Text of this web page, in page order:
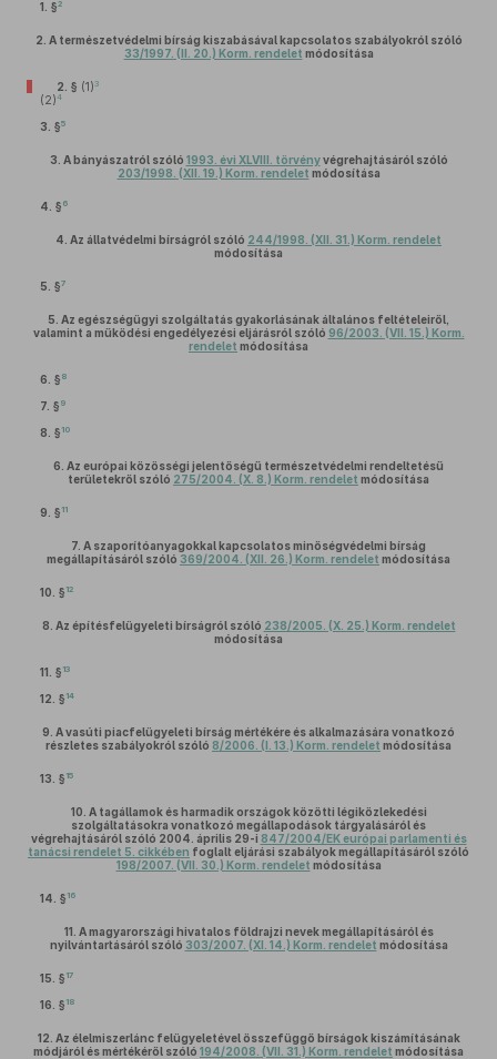
1. §2
2. A természetvédelmi bírság kiszabásával kapcsolatos szabályokról szóló
33/1997. (II. 20.) Korm. rendelet módosítása
2. § (1) 3
(2)4
3. §5
3. A bányászatról szóló 1993. évi XLVIII. törvényvégrehajtásáról szóló
203/1998. (XII. 19.) Korm. rendelet módosítása
4. § 6
4. Az állatvédelmi bírságról szóló 244/1998. (XII. 31.) Korm. rendelet
módosítása
5. §7
5. Az egészségügyi szolgáltatás gyakorlásának általános feltételeiről,
valamint a működési engedélyezési eljárásról szóló 96/2003. (VII. 15.) Korm.
rendelet módosítása
6. § 8
7. § 9
8. § 10
6. Az európai közösségi jelentőségű természetvédelmi rendeltetésű
területekről szóló 275/2004. (X. 8.) Korm. rendelet módosítása
9. § 11
7. A szaporítóanyagokkal kapcsolatos minőségvédelmi bírság
megállapításáról szóló 369/2004. (XII. 26.) Korm. rendelet módosítása
10. § 12
8. Az építésfelügyeleti bírságról szóló 238/2005. (X. 25.) Korm. rendelet
módosítása
11. § 13
12. § 14
9. A vasúti piacfelügyeleti bírság mértékére és alkalmazására vonatkozó
részletes szabályokról szóló 8/2006. (I. 13.) Korm. rendelet módosítása
13. § 15
10. A tagállamok és harmadik országok közötti légiközlekedési
szolgáltatásokra vonatkozó megállapodások tárgyalásáról és
végrehajtásáról szóló 2004. április 29-i 847/2004/EK európai parlamenti és
tanácsi rendelet 5. cikkében foglalt eljárási szabályok megállapításáról szóló
198/2007. (VII. 30.) Korm. rendelet módosítása
14. § 16
11. A magyarországi hivatalos földrajzi nevek megállapításáról és
nyilvántartásáról szóló 303/2007. (XI. 14.) Korm. rendelet módosítása
15. § 17
16. § 18
12. Az élelmiszerlánc felügyeletével összefüggő bírságok kiszámításának
módjáról és mértékéről szóló 194/2008. (VII. 31.) Korm. rendelet módosítása